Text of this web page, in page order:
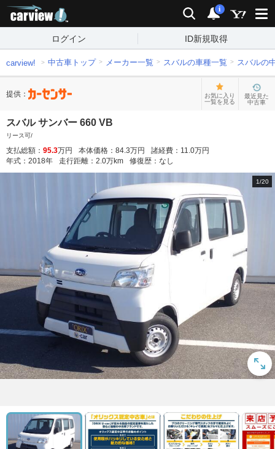
検索 通知
i
ログイン ID新規取得
carview! 中古車トップ メーカー一覧 スバルの車種一覧 スバルの
提供：
お気に入り
一覧を見る
最近見た
中古車
スバル サンバー 660 VB
リース可/
支払総額： 95.3万円 本体価格： 84.3万円 諸経費： 11.0万円
年式： 2018年 走行距離： 2.0万km 修復歴： なし
1/20